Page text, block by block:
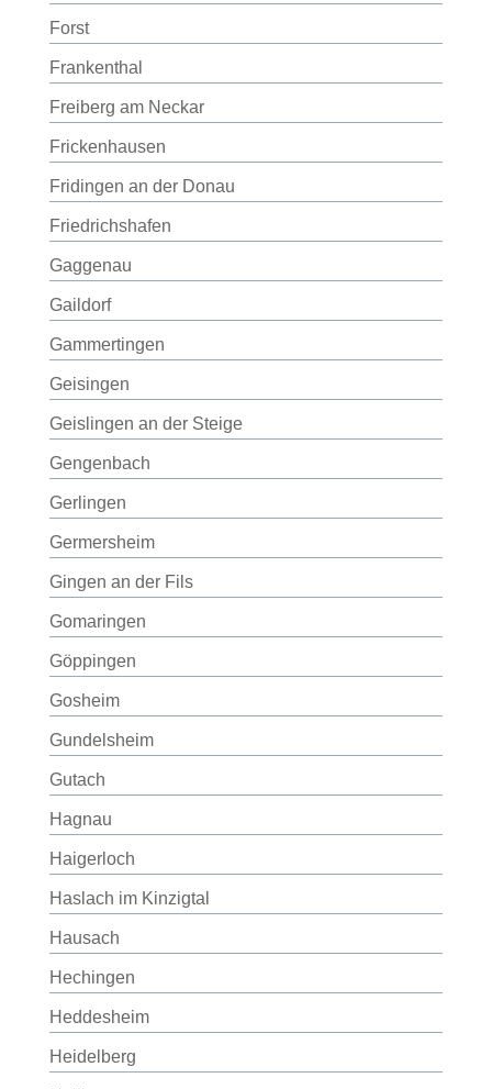
Forst
Frankenthal
Freiberg am Neckar
Frickenhausen
Fridingen an der Donau
Friedrichshafen
Gaggenau
Gaildorf
Gammertingen
Geisingen
Geislingen an der Steige
Gengenbach
Gerlingen
Germersheim
Gingen an der Fils
Gomaringen
Göppingen
Gosheim
Gundelsheim
Gutach
Hagnau
Haigerloch
Haslach im Kinzigtal
Hausach
Hechingen
Heddesheim
Heidelberg